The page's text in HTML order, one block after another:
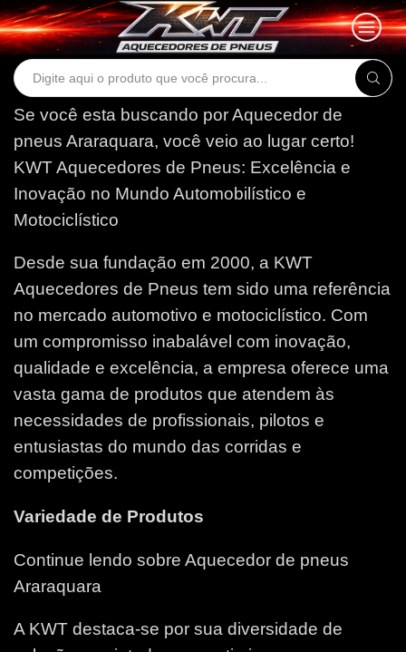
Search
Se você esta buscando por Aquecedor de
pneus Araraquara, você veio ao lugar certo!
KWT Aquecedores de Pneus: Excelência e
Inovação no Mundo Automobilístico e
Motociclístico
Desde sua fundação em 2000, a KWT
Aquecedores de Pneus tem sido uma referência
no mercado automotivo e motociclístico. Com
um compromisso inabalável com inovação,
qualidade e excelência, a empresa oferece uma
vasta gama de produtos que atendem às
necessidades de profissionais, pilotos e
entusiastas do mundo das corridas e
competições.
Variedade de Produtos
Continue lendo sobre Aquecedor de pneus
Araraquara
A KWT destaca-se por sua diversidade de